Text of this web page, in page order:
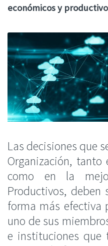
económicosy
Las decisiones que
Organización,
como en la
Productivos, deben
forma más efectiva
uno de sus
e instituciones que